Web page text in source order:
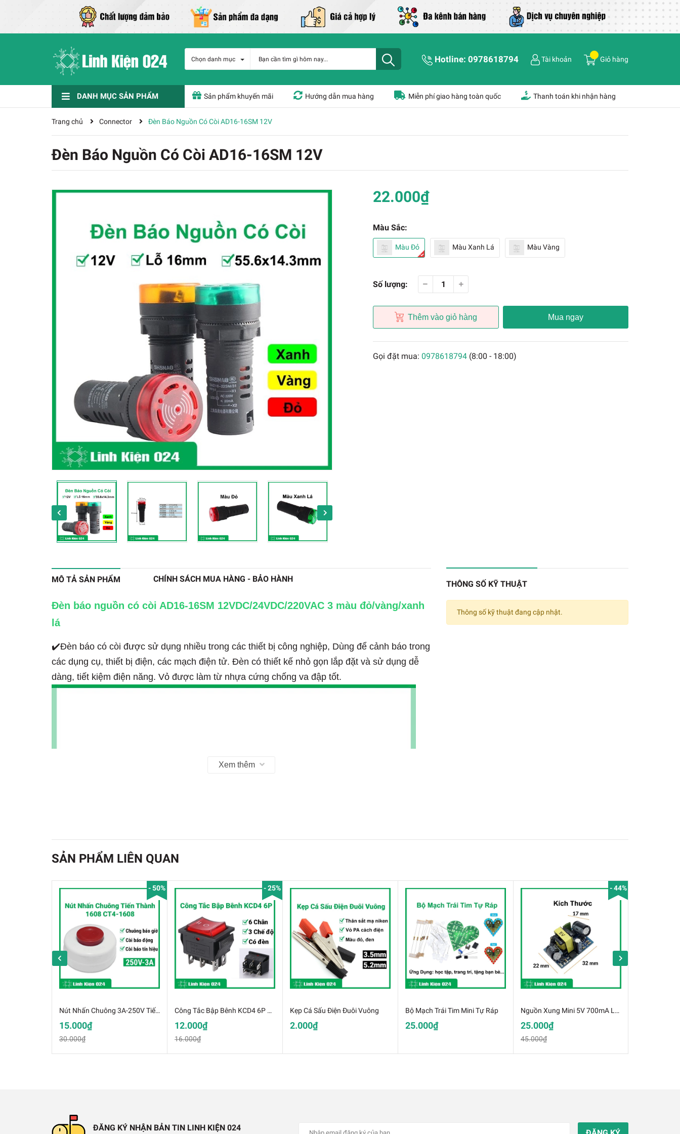
Chọn danh mục Hotline: 0978618794 Tài khoản Giỏ hàng
DANH MỤC SẢN PHẨM Sản phẩm khuyến mãi Hướng dẫn mua hàng Miễn phí giao hàng toàn quốc Thanh toán khi nhận hàng
Trang chủ Connector Đèn Báo Nguồn Có Còi AD16-16SM 12V
Đèn Báo Nguồn Có Còi AD16-16SM 12V
22.000₫
Màu Sắc:
Màu Đỏ Màu Xanh Lá Màu Vàng
Số lượng:
Thêm vào giỏ hàng Mua ngay
Gọi đặt mua: 0978618794 (8:00 - 18:00)
MÔ TẢ SẢN PHẨM CHÍNH SÁCH MUA HÀNG - BẢO HÀNH
Đèn báo nguồn có còi AD16-16SM 12VDC/24VDC/220VAC 3 màu đỏ/vàng/xanh
lá
✔️Đèn báo có còi được sử dụng nhiều trong các thiết bị công nghiệp, Dùng để cảnh báo trong
các dụng cụ, thiết bị điện, các mạch điện tử. Đèn có thiết kế nhỏ gọn lắp đặt và sử dụng dễ
dàng, tiết kiệm điện năng. Vỏ được làm từ nhựa cứng chống va đập tốt.
Xem thêm
THÔNG SỐ KỸ THUẬT
Thông số kỹ thuật đang cập nhật.
SẢN PHẨM LIÊN QUAN
- 50%
Nút Nhấn Chuông 3A-250V Tiến Thành 1608 CT4-1608
15.000₫
30.000₫
- 25%
Công Tắc Bập Bênh KCD4 6P 3 Chế Độ Có Đèn
12.000₫
16.000₫
Kẹp Cá Sấu Điện Đuôi Vuông
2.000₫
Bộ Mạch Trái Tim Mini Tự Ráp
25.000₫
- 44%
Nguồn Xung Mini 5V 700mA Loại Mới
25.000₫
45.000₫
ĐĂNG KÝ NHẬN BẢN TIN LINH KIỆN 024